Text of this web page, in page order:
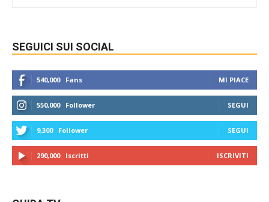
SEGUICI SUI SOCIAL
540,000 Fans MI PIACE
550,000 Follower SEGUI
9,300 Follower SEGUI
290,000 Iscritti ISCRIVITI